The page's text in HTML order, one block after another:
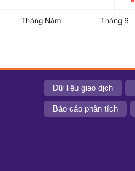
Dữ liệu giao dịch
Báo cáo phân tích